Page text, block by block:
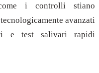
i controlli stiano
avanzati
e test salivari rapidi